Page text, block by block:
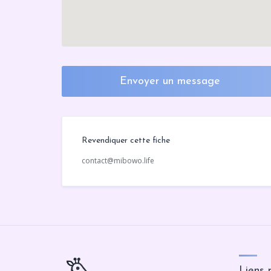
Envoyer un message
Revendiquer cette fiche
contact@mibowo.life